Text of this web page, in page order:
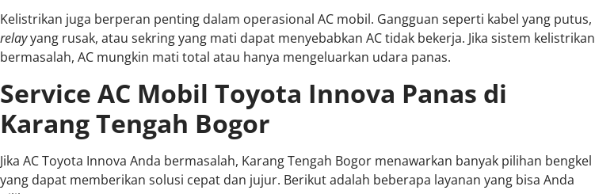
Kelistrikan juga berperan penting dalam operasional AC mobil. Gangguan seperti kabel yang putus,
relayyang rusak, atau sekring yang mati dapat menyebabkan AC tidak bekerja. Jika sistem kelistrikan
bermasalah, AC mungkin mati total atau hanya mengeluarkan udara panas.
Service AC Mobil Toyota Innova Panas di
Karang Tengah Bogor
Jika AC Toyota Innova Anda bermasalah, Karang Tengah Bogor menawarkan banyak pilihan bengkel
yang dapat memberikan solusi cepat dan jujur. Berikut adalah beberapa layanan yang bisa Anda